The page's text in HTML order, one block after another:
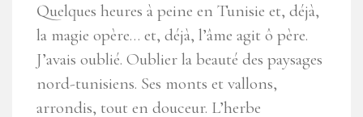
Quelques heures à peine en Tunisie et, déjà,
la magie opère… et, déjà, l’âme agit ô père.
J’avais oublié. Oublier la beauté des paysages
nord-tunisiens. Ses monts et vallons,
arrondis, tout en douceur. L’herbe